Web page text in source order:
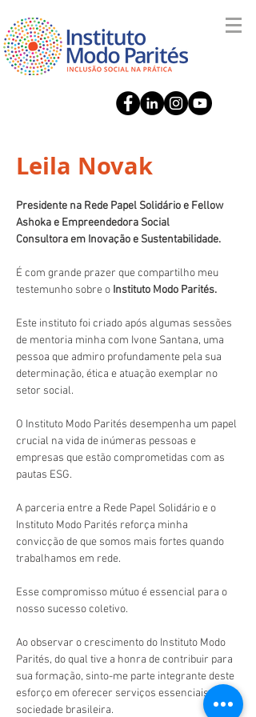
Leila Novak
Presidente na Rede Papel Solidário e Fellow
Ashoka e Empreendedora Social
Consultora em Inovação e Sustentabilidade.
É com grande prazer que compartilho meu
testemunho sobre o Instituto Modo Parités.
Este instituto foi criado após algumas sessões
de mentoria minha com Ivone Santana, uma
pessoa que admiro profundamente pela sua
determinação, ética e atuação exemplar no
setor social.
O Instituto Modo Parités desempenha um papel
crucial na vida de inúmeras pessoas e
empresas que estão comprometidas com as
pautas ESG.
A parceria entre a Rede Papel Solidário e o
Instituto Modo Parités reforça minha
convicção de que somos mais fortes quando
trabalhamos em rede.
Esse compromisso mútuo é essencial para o
nosso sucesso coletivo.
Ao observar o crescimento do Instituto Modo
Parités, do qual tive a honra de contribuir para
sua formação, sinto-me parte integrante deste
esforço em oferecer serviços essenciais à
sociedade brasileira.